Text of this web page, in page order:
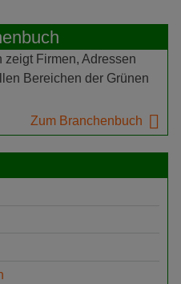
zeigt Firmen, Adressen
Bereichen der Grünen
Zum Branchenbuch